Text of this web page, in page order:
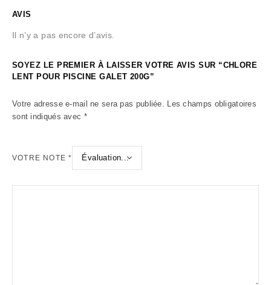
AVIS
Il n’y a pas encore d’avis.
SOYEZ LE PREMIER À LAISSER VOTRE AVIS SUR “CHLORE
LENT POUR PISCINE GALET 200G”
Votre adresse e-mail ne sera pas publiée. Les champs obligatoires
sont indiqués avec *
VOTRE NOTE*